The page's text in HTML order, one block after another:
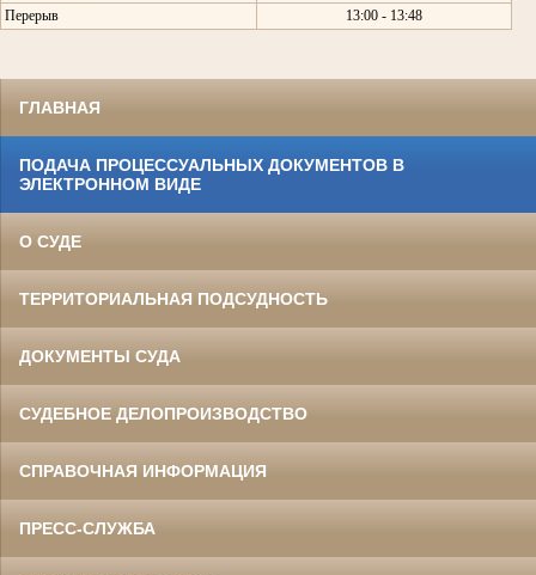
Перерыв
13:00 - 13:48
ГЛАВНАЯ
ПОДАЧА ПРОЦЕССУАЛЬНЫХ ДОКУМЕНТОВ В
ЭЛЕКТРОННОМ ВИДЕ
О СУДЕ
ТЕРРИТОРИАЛЬНАЯ ПОДСУДНОСТЬ
ДОКУМЕНТЫ СУДА
СУДЕБНОЕ ДЕЛОПРОИЗВОДСТВО
СПРАВОЧНАЯ ИНФОРМАЦИЯ
ПРЕСС-СЛУЖБА